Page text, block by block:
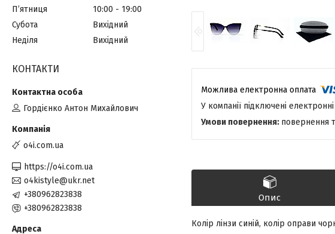
У компанії підключені
повернення
Опис
Колір лінзи синій, колір оправи
Пʼятниця
10:00
19:00
Субота
Вихідний
Неділя
Вихідний
КОНТАКТИ
Гордієнко Антон Михайлович
o4i.com.ua
https://o4i.com.ua
o4kistyle@ukr.net
+380962823838
+380962823838